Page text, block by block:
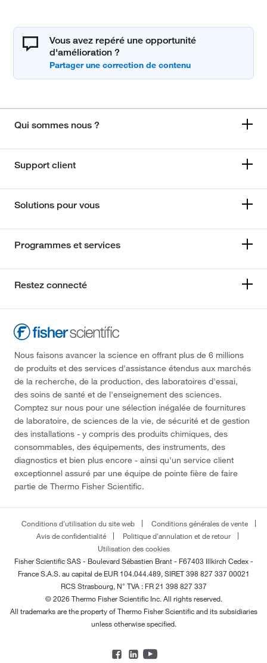
Vous avez repéré une opportunité
d'amélioration ?
Qui sommes nous ?
Support client
Solutions pour vous
Programmes et services
Restez connecté
Nous faisons avancer la science en offrant plus de 6 millions
de produits et des services d'assistance étendus aux marchés
de la recherche, de la production, des laboratoires d'essai,
des soins de santé et de l'enseignement des sciences.
Comptez sur nous pour une sélection inégalée de fournitures
de laboratoire, de sciences de la vie, de sécurité et de gestion
des installations - y compris des produits chimiques, des
consommables, des équipements, des instruments, des
diagnostics et bien plus encore - ainsi qu'un service client
exceptionnel assuré par une équipe de pointe fière de faire
partie de Thermo Fisher Scientific.
Conditions d'utilisation du site web
Conditions générales de vente
Avis de confidentialité
Politique d'annulation et de retour
Utilisation des cookies
Fisher Scientific SAS - Boulevard Sébastien Brant - F67403 Illkirch Cedex -
FranceS.A.S. au capital de EUR 104.044.489, SIRET 398 827 337 00021
RCS Strasbourg, N° TVA : FR 21 398 827 337
© 2026 Thermo Fisher Scientific Inc. All rights reserved.
All trademarks are the property of Thermo Fisher Scientific and its subsidiaries
unless otherwise specified.